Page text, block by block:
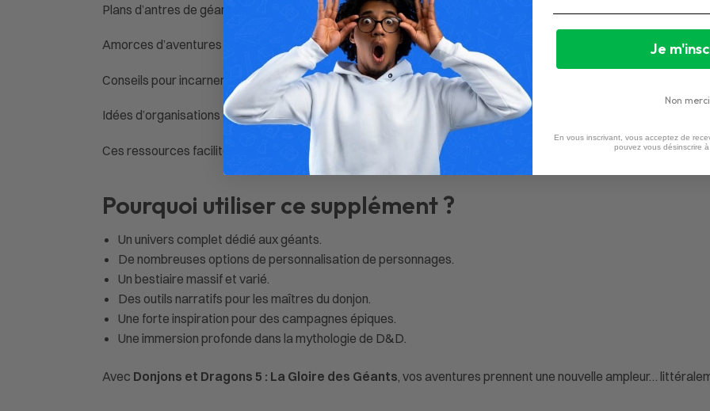
Plans d’antres de géants.
Amorces d’aventures prêtes à jouer.
Conseils pour incarner et diriger des géants.
Idées d’organisations et de sociétés liées à leur influence.
Ces ressources facilitent la création de scénarios riches et immersifs autour des géants.
Pourquoi utiliser ce supplément ?
Un univers complet dédié aux géants.
De nombreuses options de personnalisation de personnages.
Un bestiaire massif et varié.
Des outils narratifs pour les maîtres du donjon.
Une forte inspiration pour des campagnes épiques.
Une immersion profonde dans la mythologie de D&D.
Avec Donjons et Dragons 5 : La Gloire des Géants , vos aventures prennent une nouvelle ampleur…
Je
Non merci
En vous inscrivant, vous acceptez de
pouvez vous désinscrire